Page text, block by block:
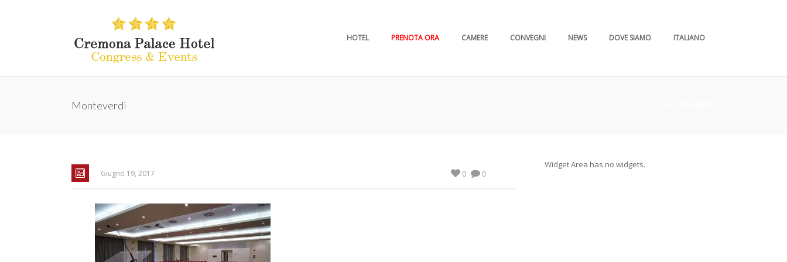
HOTEL PRENOTA ORA CAMERE CONVEGNI NEWS DOVE SIAMO ITALIANO
Monteverdi
Giugno 19, 2017 0
0
Widget Area has no widgets.